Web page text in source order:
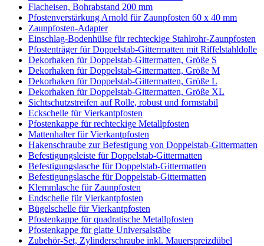
Flacheisen, Bohrabstand 200 mm
Pfostenverstärkung Arnold für Zaunpfosten 60 x 40 mm
Zaunpfosten-Adapter
Einschlag-Bodenhülse für rechteckige Stahlrohr-Zaunpfosten
Pfostenträger für Doppelstab-Gittermatten mit Riffelstahldolle
Dekorhaken für Doppelstab-Gittermatten, Größe S
Dekorhaken für Doppelstab-Gittermatten, Größe M
Dekorhaken für Doppelstab-Gittermatten, Größe L
Dekorhaken für Doppelstab-Gittermatten, Größe XL
Sichtschutzstreifen auf Rolle, robust und formstabil
Eckschelle für Vierkantpfosten
Pfostenkappe für rechteckige Metallpfosten
Mattenhalter für Vierkantpfosten
Hakenschraube zur Befestigung von Doppelstab-Gittermatten
Befestigungsleiste für Doppelstab-Gittermatten
Befestigungslasche für Doppelstab-Gittermatten
Befestigungslasche für Doppelstab-Gittermatten
Klemmlasche für Zaunpfosten
Endschelle für Vierkantpfosten
Bügelschelle für Vierkantpfosten
Pfostenkappe für quadratische Metallpfosten
Pfostenkappe für glatte Universalstäbe
Zubehör-Set, Zylinderschraube inkl. Mauerspreizdübel